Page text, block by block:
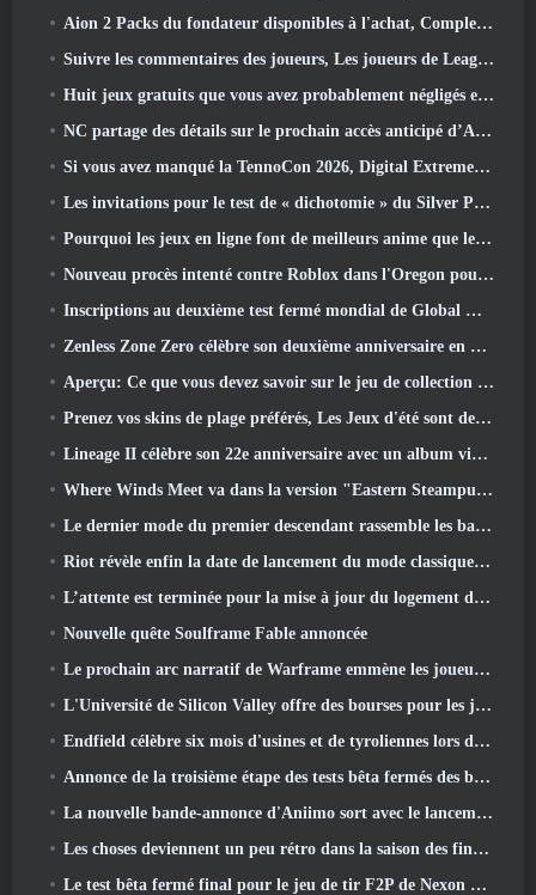
Aion 2 Packs du fondateur disponibles à l'achat, Complet avec cinq jours d'accès anticipé
Suivre les commentaires des joueurs, Les joueurs de League Of Legends Classic n’auront pas à payer pour les skins classiques
Huit jeux gratuits que vous avez probablement négligés et qui font partie du Train Fest de Steam
NC partage des détails sur le prochain accès anticipé d’Aion 2
Si vous avez manqué la TennoCon 2026, Digital Extremes partage tous les panneaux
Les invitations pour le test de « dichotomie » du Silver Palace sont envoyées
Pourquoi les jeux en ligne font de meilleurs anime que les anime ne créent des jeux
Nouveau procès intenté contre Roblox dans l'Oregon pour un incident de toilettage d'enfants
Inscriptions au deuxième test fermé mondial de Global MapleStory Classic
Zenless Zone Zero célèbre son deuxième anniversaire en offrant aux joueurs le choix d'un agent gratuit de rang S
Aperçu: Ce que vous devez savoir sur le jeu de collection de créatures de HoYoverse, Honkai: Lien âme
Prenez vos skins de plage préférés, Les Jeux d'été sont de retour sur Overwatch
Lineage II célèbre son 22e anniversaire avec un album vinyle en édition collector
Where Winds Meet va dans la version "Eastern Steampunk" 2.0
Le dernier mode du premier descendant rassemble les batailles difficiles d'interception du vide et les profondeurs.
Riot révèle enfin la date de lancement du mode classique de League Of Legends
L’attente est terminée pour la mise à jour du logement des grands joueurs de RuneScape
Nouvelle quête Soulframe Fable annoncée
Le prochain arc narratif de Warframe emmène les joueurs vers une toute nouvelle carte des étoiles, Le système Tau
L'Université de Silicon Valley offre des bourses pour les jeux et certaines des exigences sont intéressantes
Endfield célèbre six mois d'usines et de tyroliennes lors de sa prochaine mise à jour
Annonce de la troisième étape des tests bêta fermés des batailles d'infanterie de War Thunder
La nouvelle bande-annonce d'Aniimo sort avec le lancement du dernier test bêta fermé
Les choses deviennent un peu rétro dans la saison des finales 11 Mise à jour
Le test bêta fermé final pour le jeu de tir F2P de Nexon Sudden Attack Zero Point a débuté aujourd'hui